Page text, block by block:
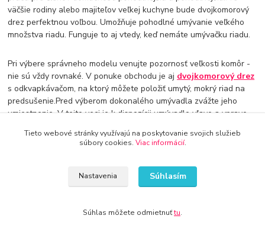
väčšie rodiny alebo majiteľov veľkej kuchyne bude dvojkomorový
drez perfektnou voľbou. Umožňuje pohodlné umývanie veľkého
množstva riadu. Funguje to aj vtedy, keď nemáte umývačku riadu.
Pri výbere správneho modelu venujte pozornosť veľkosti komôr -
nie sú vždy rovnaké. V ponuke obchodu je aj dvojkomorový drez
s odkvapkávačom, na ktorý môžete položiť umytý, mokrý riad na
predsušenie.Pred výberom dokonalého umývadla zvážte jeho
umiestnenie. V tejto veci je k dispozícii umývadlo vľavo a vpravo,
sami. Zaujímavým riešením pre malú kuchyňu je rohový drez, ktorý
Zvážte tiež to, ako je zariadenie namontované. V ponuke nášho
obchodu nájdete vstavané umývadlo, ktoré by malo byť
skrinku. Môžete sa rozhodnúť pre závesné umývadlo. Mal by byť
Tieto webové stránky využívajú na poskytovanie svojich služieb
súbory cookies. Viac informácií.
Nastavenia Súhlasím
Súhlas môžete odmietnuťtu.